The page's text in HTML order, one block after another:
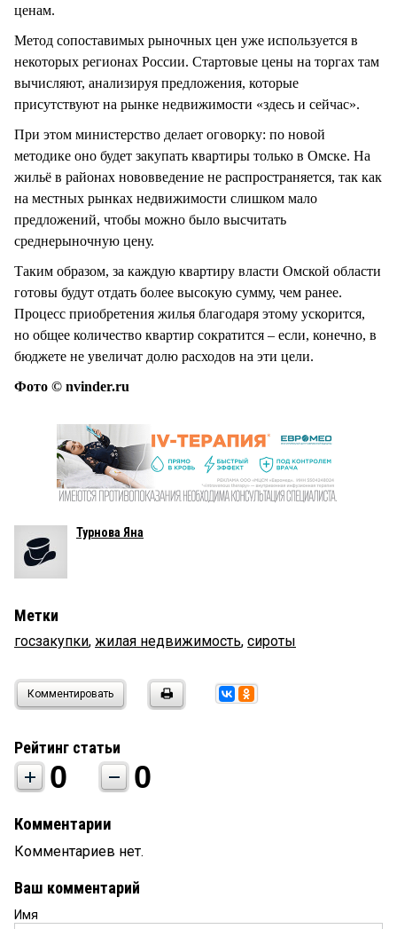
ценам.
Метод сопоставимых рыночных цен уже используется в
некоторых регионах России. Стартовые цены на торгах там
вычисляют, анализируя предложения, которые
присутствуют на рынке недвижимости «здесь и сейчас».
При этом министерство делает оговорку: по новой
методике оно будет закупать квартиры только в Омске. На
жильё в районах нововведение не распространяется, так как
на местных рынках недвижимости слишком мало
предложений, чтобы можно было высчитать
среднерыночную цену.
Таким образом, за каждую квартиру власти Омской области
готовы будут отдать более высокую сумму, чем ранее.
Процесс приобретения жилья благодаря этому ускорится,
но общее количество квартир сократится – если, конечно, в
бюджете не увеличат долю расходов на эти цели.
Фото © nvinder.ru
Турнова Яна
Метки
госзакупки, жилая недвижимость, сироты
Комментировать
Рейтинг статьи
0 0
Комментарии
Комментариев нет.
Ваш комментарий
Имя